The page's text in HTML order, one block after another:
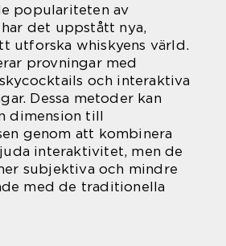
populariteten av
det uppstått nya,
utforska whiskyens värld.
provningar med
och interaktiva
Dessa metoder kan
dimension till
genom att kombinera
interaktivitet, men de
subjektiva och mindre
med de traditionella